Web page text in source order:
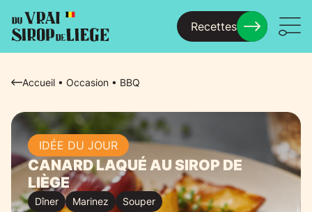
Recettes
Accueil • Occasion • BBQ
IDÉE DU JOUR
CANARD LAQUÉ AU SIROP DE
LIÈGE
Dîner Marinez Souper